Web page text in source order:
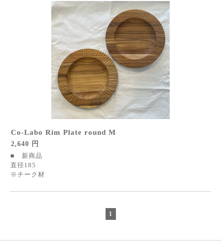
Co-Labo Rim Plate round M
2,640 円
■ 新商品
直径185
※チーク材
1